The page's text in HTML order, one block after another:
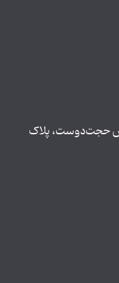
حجت‌دوست، پلاک